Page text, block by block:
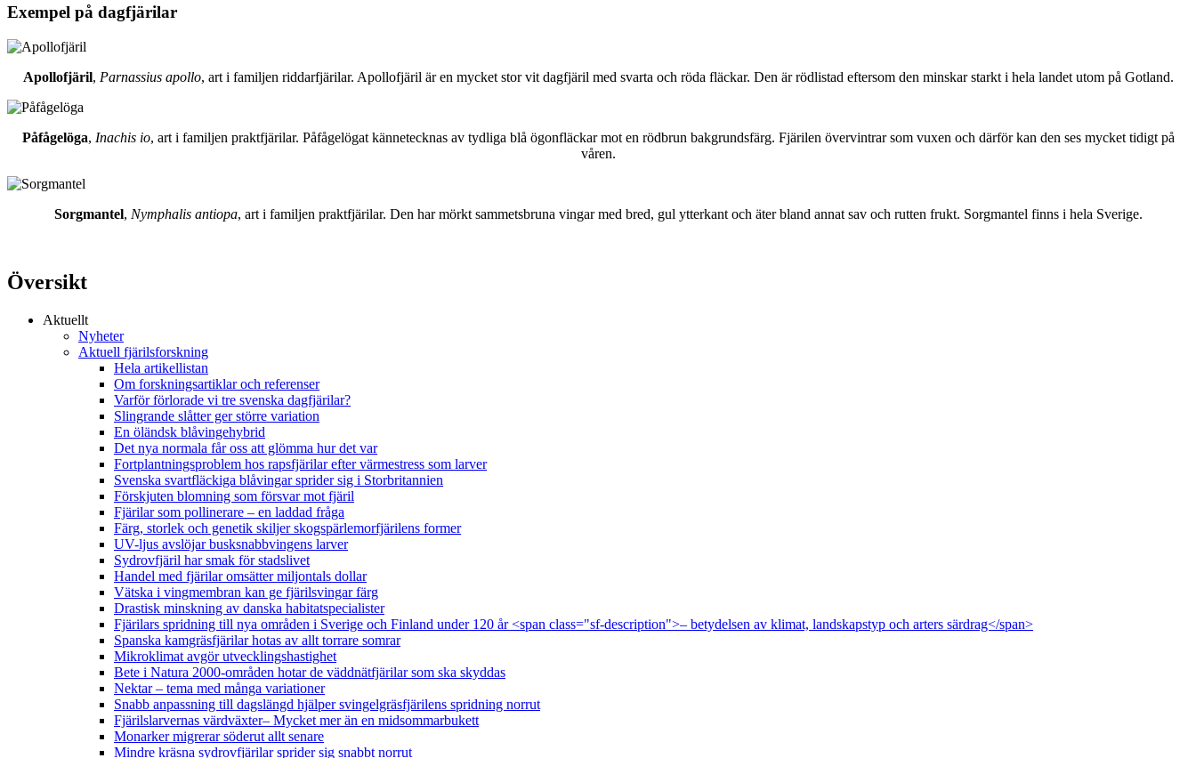
Exempel på dagfjärilar
Apollofjäril, Parnassius apollo, art i familjen riddarfjärilar. Apollofjäril är en mycket stor vit dagfjäril med svarta och röda fläckar. Den är rödlistad eftersom den minskar starkt i hela landet utom på Gotland.
Påfågelöga, Inachis io, art i familjen praktfjärilar. Påfågelögat kännetecknas av tydliga blå ögonfläckar mot en rödbrun bakgrundsfärg. Fjärilen övervintrar som vuxen och därför kan den ses mycket tidigt på
våren.
Sorgmantel, Nymphalis antiopa, art i familjen praktfjärilar. Den har mörkt sammetsbruna vingar med bred, gul ytterkant och äter bland annat sav och rutten frukt. Sorgmantel finns i hela Sverige.
Översikt
Aktuellt
Nyheter
Aktuell fjärilsforskning
Hela artikellistan
Om forskningsartiklar och referenser
Varför förlorade vi tre svenska dagfjärilar?
Slingrande slåtter ger större variation
En öländsk blåvingehybrid
Det nya normala får oss att glömma hur det var
Fortplantningsproblem hos rapsfjärilar efter värmestress som larver
Svenska svartfläckiga blåvingar sprider sig i Storbritannien
Förskjuten blomning som försvar mot fjäril
Fjärilar som pollinerare – en laddad fråga
Färg, storlek och genetik skiljer skogspärlemorfjärilens former
UV-ljus avslöjar busksnabbvingens larver
Sydrovfjäril har smak för stadslivet
Handel med fjärilar omsätter miljontals dollar
Vätska i vingmembran kan ge fjärilsvingar färg
Drastisk minskning av danska habitatspecialister
Fjärilars spridning till nya områden i Sverige och Finland under 120 år <span class="sf-description">– betydelsen av klimat, landskapstyp och arters särdrag</span>
Spanska kamgräsfjärilar hotas av allt torrare somrar
Mikroklimat avgör utvecklingshastighet
Bete i Natura 2000-områden hotar de väddnätfjärilar som ska skyddas
Nektar – tema med många variationer
Snabb anpassning till dagslängd hjälper svingelgräsfjärilens spridning norrut
Fjärilslarvernas värdväxter– Mycket mer än en midsommarbukett
Monarker migrerar söderut allt senare
Mindre kräsna sydrovfjärilar sprider sig snabbt norrut